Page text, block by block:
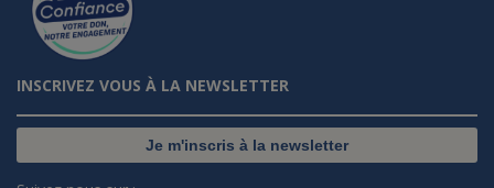
INSCRIVEZ VOUS À LA NEWSLETTER
Je m'inscris à la newsletter